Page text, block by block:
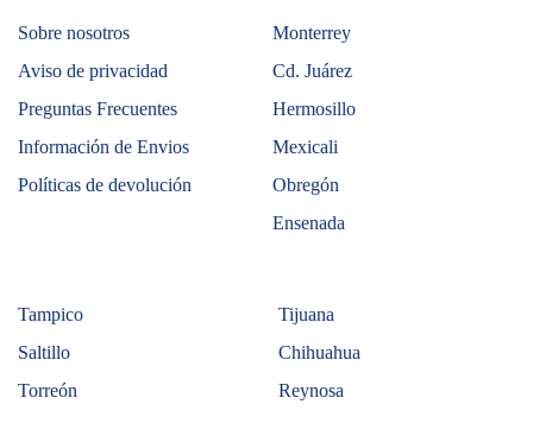
Sobre nosotros
Aviso de privacidad
Preguntas Frecuentes
Información de Envios
Políticas de devolución
Monterrey
Cd. Juárez
Hermosillo
Mexicali
Obregón
Ensenada
Tampico
Tijuana
Saltillo
Chihuahua
Torreón
Reynosa